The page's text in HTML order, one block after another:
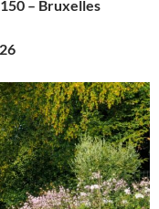
– Bruxelles